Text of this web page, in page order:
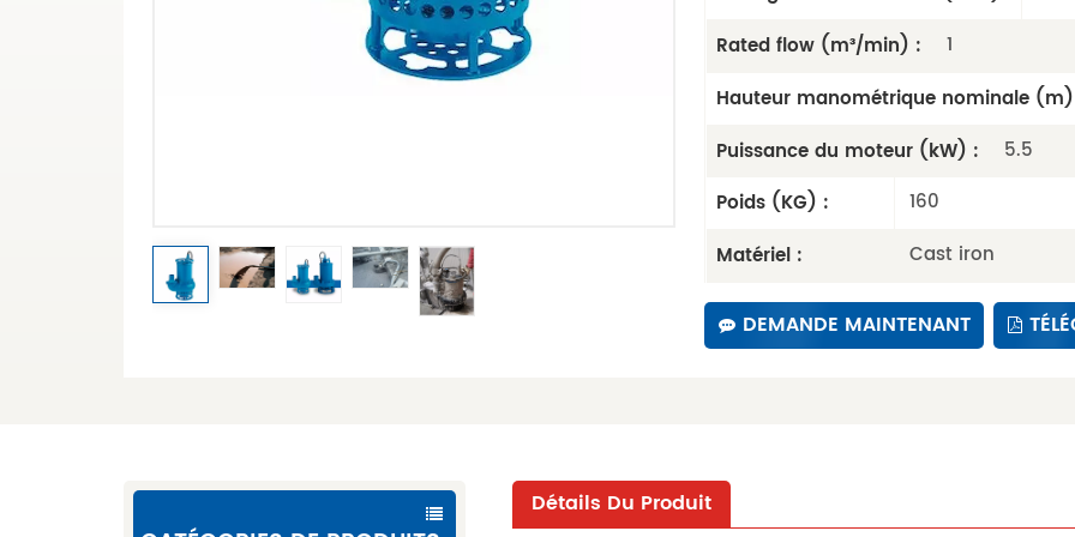
Rated flow (m³/min) :
1
Hauteur manométrique nominale
Puissance du moteur (kW) :
5.5
Poids (KG) :
160
Matériel :
Cast iron
DEMANDE MAINTENANT
Détails Du Produit